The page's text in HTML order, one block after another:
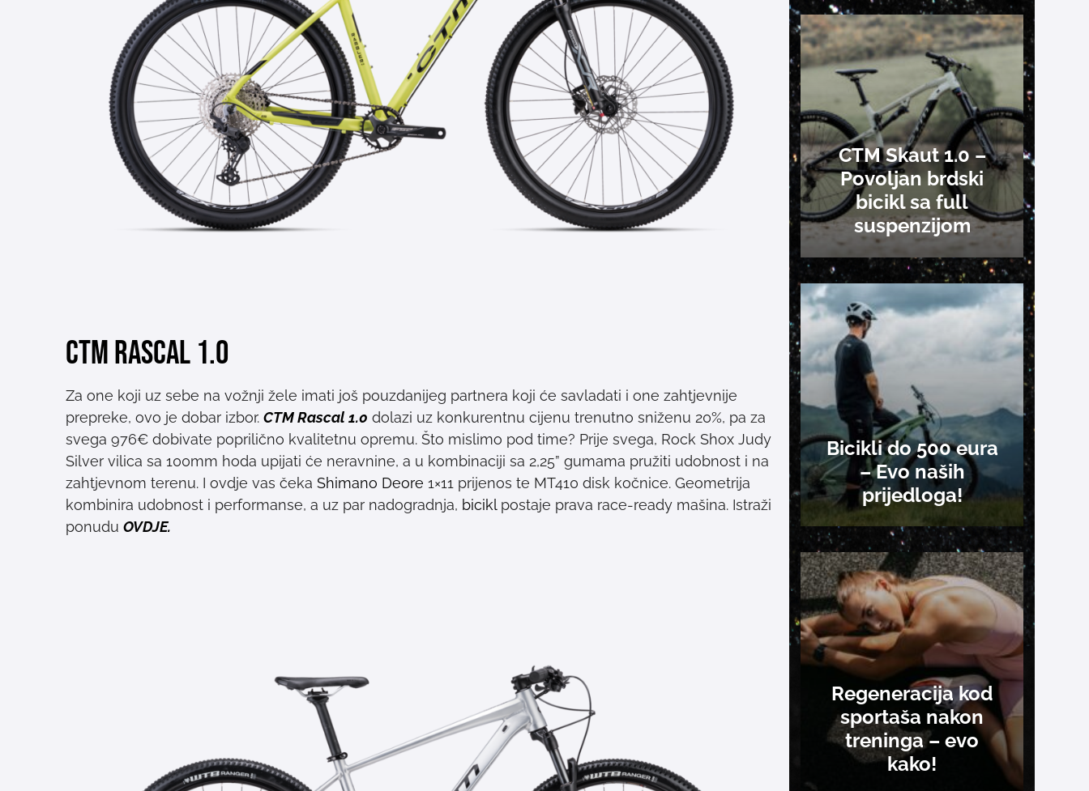
CTM Rascal 1.0
Za one koji uz sebe na vožnji žele imati još pouzdanijeg partnera koji će savladati i one zahtjevnije
prepreke, ovo je dobar izbor. CTM Rascal 1.0 dolazi uz konkurentnu cijenu trenutno sniženu 20%, pa za
svega 976€ dobivate poprilično kvalitetnu opremu. Što mislimo pod time? Prije svega, Rock Shox Judy
Silver vilica sa 100mm hoda upijati će neravnine, a u kombinaciji sa 2,25” gumama pružiti udobnost i na
zahtjevnom terenu. I ovdje vas čeka Shimano Deore 1×11 prijenos te MT410 disk kočnice. Geometrija
kombinira udobnost i performanse, a uz par nadogradnja, biciklpostaje prava race-ready mašina. Istraži
ponudu OVDJE.
CTM Skaut 1.0 –
Povoljan brdski
bicikl sa full
suspenzijom
Bicikli do 500 eura
– Evo naših
prijedloga!
Regeneracija kod
sportaša nakon
treninga – evo
kako!